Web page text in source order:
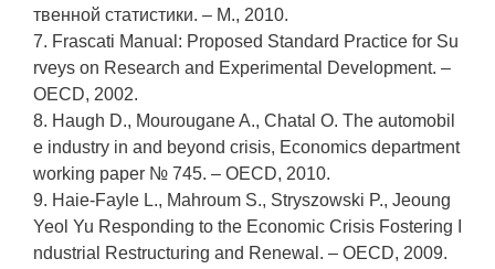
твенной статистики. – М., 2010.
7. Frascati Manual: Proposed Standard Practice for Su
rveys on Research and Experimental Development. –
OECD, 2002.
8. Haugh D., Mourougane A., Chatal O. The automobil
e industry in and beyond crisis, Economics department
working paper № 745. – OECD, 2010.
9. Haie-Fayle L., Mahroum S., Stryszowski P., Jeoung
Yeol Yu Responding to the Economic Crisis Fostering I
ndustrial Restructuring and Renewal. – OECD, 2009.